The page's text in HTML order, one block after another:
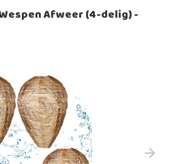
Afweer (4-delig) -